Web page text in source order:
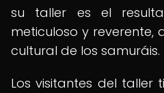
su taller es el
meticuloso y reverente,
cultural de los samuráis.
Los visitantes del taller